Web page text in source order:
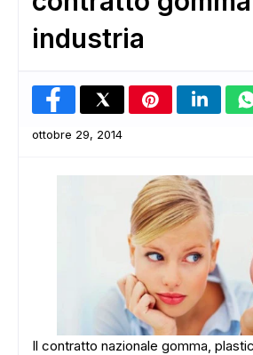
industria
ottobre 29, 2014
Il contratto nazionale gomma,